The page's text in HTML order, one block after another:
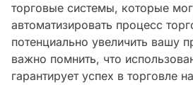
торговые системы, которые
автоматизировать процесс
потенциально увеличить вашу
важно помнить, что
гарантирует успех в торговле